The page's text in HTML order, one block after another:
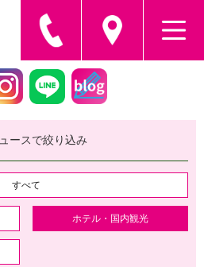
ースで絞り込み
すべて
ホテル・国内観光